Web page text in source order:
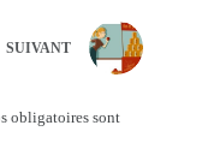
SUIVANT
obligatoires sont